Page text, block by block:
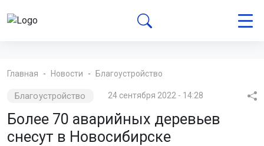
Главная Новости Благоустройство
Благоустройство 24 сентября 2022 - 14:28
Более 70 аварийных деревьев
снесут в Новосибирске